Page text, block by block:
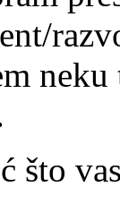
što